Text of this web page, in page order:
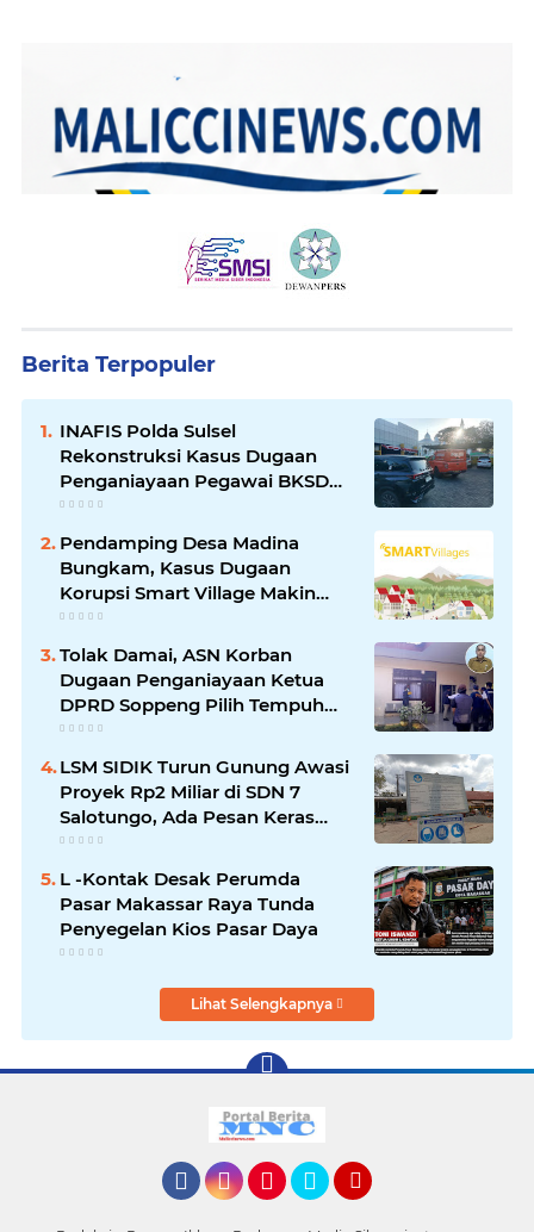
Berita Terpopuler
INAFIS Polda Sulsel
Rekonstruksi Kasus Dugaan
Penganiayaan Pegawai BKSDM
Soppeng
Pendamping Desa Madina
Bungkam, Kasus Dugaan
Korupsi Smart Village Makin
Jadi Sorotan
Tolak Damai, ASN Korban
Dugaan Penganiayaan Ketua
DPRD Soppeng Pilih Tempuh
Jalur Hukum
LSM SIDIK Turun Gunung Awasi
Proyek Rp2 Miliar di SDN 7
Salotungo, Ada Pesan Keras
untuk Pelaksana
L -Kontak Desak Perumda
Pasar Makassar Raya Tunda
Penyegelan Kios Pasar Daya
Lihat Selengkapnya